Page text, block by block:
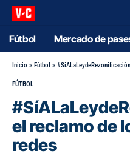
Fútbol Mercado de
Inicio » Fútbol »
FÚTBOL
el reclamo de
redes